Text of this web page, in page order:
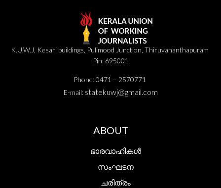
K.U.W.J, Kesari buildings, Pulimood Junction, Thiruvananthapuram
Pin: 695001
Phone: 0471 – 2570771
E-mail: statekuwj@gmail.com
ABOUT
ഭാരവാഹികൾ
സംഘടന
ചരിത്രം